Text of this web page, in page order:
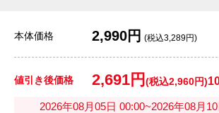
本体価格 2,990円 (税込3,289円)
値引き後価格 2,691円 (税込2,960円)
2026年08月05日 00:00~2026年08月